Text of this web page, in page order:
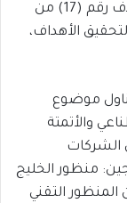
للحدود، وقادرة على الإسهام في تحقيق الهدف رقم (17) من
الأهداف،
موضوع
والأتمتة
الشركات
منظور الخليج
المنظور التقني